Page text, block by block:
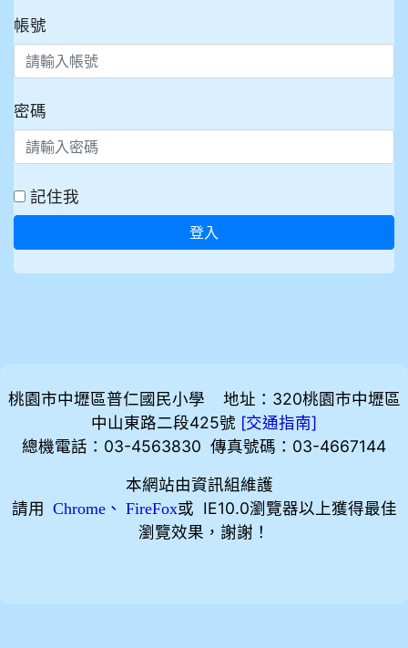
帳號
密碼
記住我
登入
桃園市中壢區普仁國民小學 地址：320桃園市中壢區
中山東路二段425號 [交通指南]
總機電話：03-4563830 傳真號碼：03-4667144
本網站由資訊組維護
請用
Chrome、 FireFox或 IE10.0瀏覽器以上獲得最佳
瀏覽效果，謝謝！